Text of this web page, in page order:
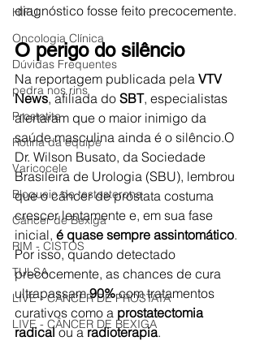
HIFU
Oncologia Clínica
Dúvidas Frequentes
pedra nos rins
Prostatite
Rotina da equipe
Varicocele
Bloqueio de testosterona
Câncer de Bexiga
RIM - CISTOS
TULSA
LIVE - CÂNCER DE PRÓSTATA
LIVE - CÂNCER DE BEXIGA
diagnóstico fosse feito precocemente.
O perigo do silêncio
Na reportagem publicada pela VTV
News, afiliada do SBT, especialistas
alertaram que o maior inimigo da
saúde masculina ainda é o silêncio.O
Dr. Wilson Busato, da Sociedade
Brasileira de Urologia (SBU), lembrou
que o câncer de próstata costuma
crescer lentamente e, em sua fase
inicial, é quase sempre assintomático.
Por isso, quando detectado
precocemente, as chances de cura
ultrapassam 90% com tratamentos
curativos como a prostatectomia
radical ou a radioterapia.